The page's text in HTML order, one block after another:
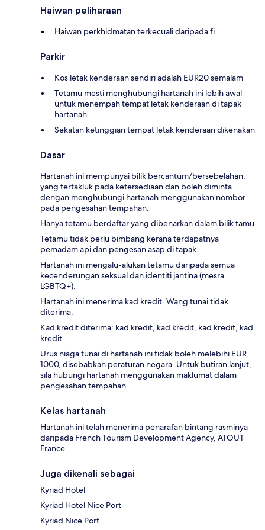
Haiwan peliharaan
Haiwan perkhidmatan terkecuali daripada fi
Parkir
Kos letak kenderaan sendiri adalah EUR20 semalam
Tetamu mesti menghubungi hartanah ini lebih awal
untuk menempah tempat letak kenderaan di tapak
hartanah
Sekatan ketinggian tempat letak kenderaan dikenakan
Dasar
Hartanah ini mempunyai bilik bercantum/bersebelahan,
yang tertakluk pada ketersediaan dan boleh diminta
dengan menghubungi hartanah menggunakan nombor
pada pengesahan tempahan.
Hanya tetamu berdaftar yang dibenarkan dalam bilik tamu.
Tetamu tidak perlu bimbang kerana terdapatnya
pemadam api dan pengesan asap di tapak.
Hartanah ini mengalu-alukan tetamu daripada semua
kecenderungan seksual dan identiti jantina (mesra
LGBTQ+).
Hartanah ini menerima kad kredit. Wang tunai tidak
diterima.
Kad kredit diterima: kad kredit, kad kredit, kad kredit, kad
kredit
Urus niaga tunai di hartanah ini tidak boleh melebihi EUR
1000, disebabkan peraturan negara. Untuk butiran lanjut,
sila hubungi hartanah menggunakan maklumat dalam
pengesahan tempahan.
Kelas hartanah
Hartanah ini telah menerima penarafan bintang rasminya
daripada French Tourism Development Agency, ATOUT
France.
Juga dikenali sebagai
Kyriad Hotel
Kyriad Hotel Nice Port
Kyriad Nice Port